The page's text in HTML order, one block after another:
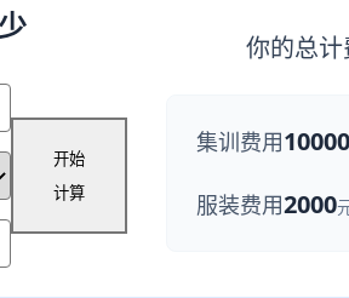
开始
计算
你的总计
集训费用
服装费用2000